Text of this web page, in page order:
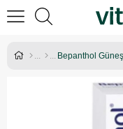
Bepanthol